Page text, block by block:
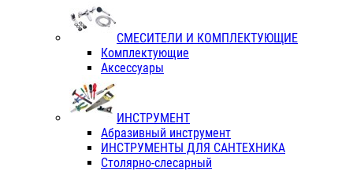
СМЕСИТЕЛИ И КОМПЛЕКТУЮЩИЕ
Комплектующие
Аксессуары
ИНСТРУМЕНТ
Абразивный инструмент
ИНСТРУМЕНТЫ ДЛЯ САНТЕХНИКА
Столярно-слесарный